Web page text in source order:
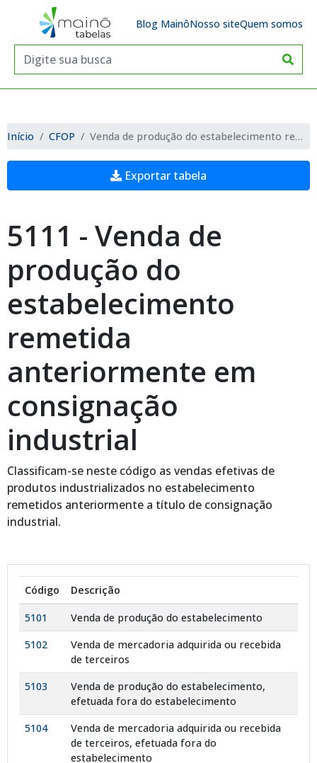
Blog MainôNosso siteQuem somos
Início CFOP Venda de produção do estabelecimento remetida anteriormente em consignação industrial
Exportar tabela
5111 - Venda de
produção do
estabelecimento
remetida
anteriormente em
consignação
industrial
Classificam-se neste código as vendas efetivas de
produtos industrializados no estabelecimento
remetidos anteriormente a título de consignação
industrial.
Código Descrição
5101
Venda de produção do estabelecimento
5102
Venda de mercadoria adquirida ou recebida
de terceiros
5103
Venda de produção do estabelecimento,
efetuada fora do estabelecimento
5104
Venda de mercadoria adquirida ou recebida
de terceiros, efetuada fora do
estabelecimento